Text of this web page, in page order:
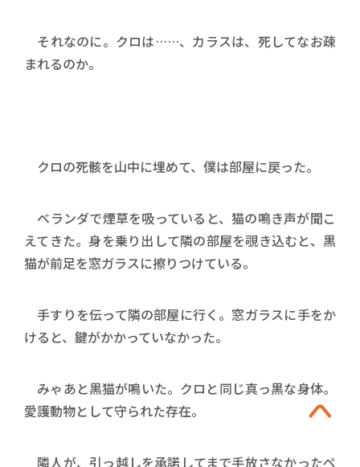
それなのに。クロは……、カラスは、死してなお疎
まれるのか。
クロの死骸を山中に埋めて、僕は部屋に戻った。
ベランダで煙草を吸っていると、猫の鳴き声が聞こ
えてきた。身を乗り出して隣の部屋を覗き込むと、黒
猫が前足を窓ガラスに擦りつけている。
手すりを伝って隣の部屋に行く。窓ガラスに手をか
けると、鍵がかかっていなかった。
みゃあと黒猫が鳴いた。クロと同じ真っ黒な身体。
愛護動物として守られた存在。
隣人が、引っ越しを承諾してまで手放さなかったペ